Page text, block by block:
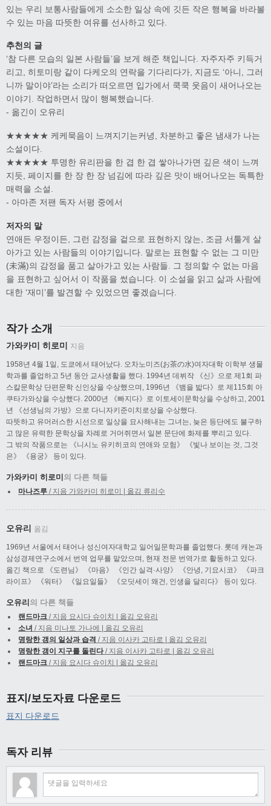
있는 우리 보통사람들에게 소소한 일상 속에 깃든 작은 행복을 바라볼
수 있는 마음 따뜻한 여유를 선사하고 있다.
추천의 글
‘참 다른 모습의 일본 사람들’을 보게 해준 책입니다. 자주자주 키득거
리고, 히토미랑 같이 다케오의 연락을 기다리다가, 지금도 ‘아니, 그러
니까 말이야’라는 소리가 떠오르면 입가에서 쿡쿡 웃음이 새어나오는
이야기. 작업하면서 많이 행복했습니다.
- 옮긴이 오유리
★★★★★ 케케묵음이 느껴지기는커녕, 차분하고 좋은 냄새가 나는
소설이다.
★★★★★ 투명한 유리판을 한 겹 한 겹 쌓아나가면 깊은 색이 느껴
지듯, 페이지를 한 장 한 장 넘김에 따라 깊은 맛이 배어나오는 독특한
매력을 소설.
- 아마존 저팬 독자 서평 중에서
저자의 말
연애든 우정이든, 그런 감정을 겉으로 표현하지 않는, 조금 서툴게 살
아가고 있는 사람들의 이야기입니다. 말로는 표현할 수 없는 그 미만
(未滿)의 감정을 품고 살아가고 있는 사람들. 그 정의할 수 없는 마음
을 표현하고 싶어서 이 작품을 썼습니다. 이 소설을 읽고 삶과 사람에
대한 ‘재미’를 발견할 수 있었으면 좋겠습니다.
작가 소개
가와카미 히로미 지음
1958년 4월 1일, 도쿄에서 태어났다. 오차노미즈(お茶の水)여자대학 이학부 생물
학과를 졸업하고 5년 동안 교사생활을 했다. 1994년 데뷔작 《신》으로 제1회 파
스칼문학상 단편문학 신인상을 수상했으며, 1996년 《뱀을 밟다》로 제115회 아
쿠타가와상을 수상했다. 2000년 《빠지다》로 이토세이문학상을 수상하고, 2001
년 《선생님의 가방》으로 다니자키준이치로상을 수상했다.
따뜻하고 유머러스한 시선으로 일상을 묘사해내는 그녀는, 늦은 등단에도 불구하
고 많은 유력한 문학상을 차례로 거머쥐면서 일본 문단에 화제를 뿌리고 있다.
그 밖의 작품으로는 《니시노 유키히코의 연애와 모험》 《빛나 보이는 것, 그것
은》 《용궁》 등이 있다.
가와카미 히로미 의 다른 책들
마나즈루 / 지음 가와카미 히로미 | 옮김 류리수
오유리 옮김
1969년 서울에서 태어나 성신여자대학교 일어일문학과를 졸업했다. 롯데 캐논과
삼성경제연구소에서 번역 업무를 맡았으며, 현재 전문 번역가로 활동하고 있다.
옮긴 책으로 《도련님》 《마음》 《인간 실격·사양》 《안녕, 기요시코》 《파크
라이프》 《워터》 《일요일들》 《오딧세이 왜건, 인생을 달리다》 등이 있다.
오유리 의 다른 책들
랜드마크 / 지음 요시다 슈이치 | 옮김 오유리
소녀 / 지음 미나토 가나에 | 옮김 오유리
명랑한 갱의 일상과 습격 / 지음 이사카 고타로 | 옮김 오유리
명랑한 갱이 지구를 돌린다/ 지음 이사카 고타로 | 옮김 오유리
랜드마크 / 지음 요시다 슈이치 | 옮김 오유리
표지/보도자료 다운로드
표지 다운로드
독자 리뷰